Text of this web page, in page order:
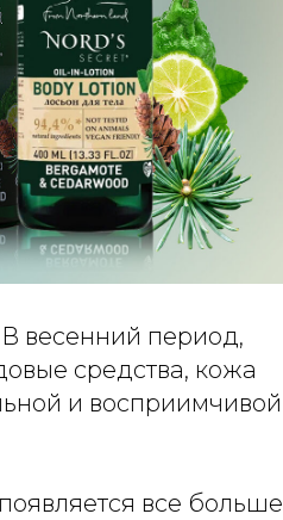
весенний период,
средства, кожа
и восприимчивой
все больше